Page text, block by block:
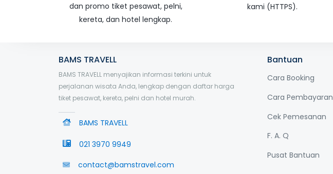
dan promo tiket pesawat, pelni,
kereta, dan hotel lengkap.
kami (HTTPS).
BAMS TRAVELL
BAMS TRAVELL menyajikan informasi terkini untuk
perjalanan wisata Anda, lengkap dengan daftar harga
tiket pesawat, kereta, pelni dan hotel murah.
BAMS TRAVELL
021 3970 9949
contact@bamstravel.com
Bantuan
Cara Booking
Cara Pembayaran
Cek Pemesanan
F. A. Q
Pusat Bantuan